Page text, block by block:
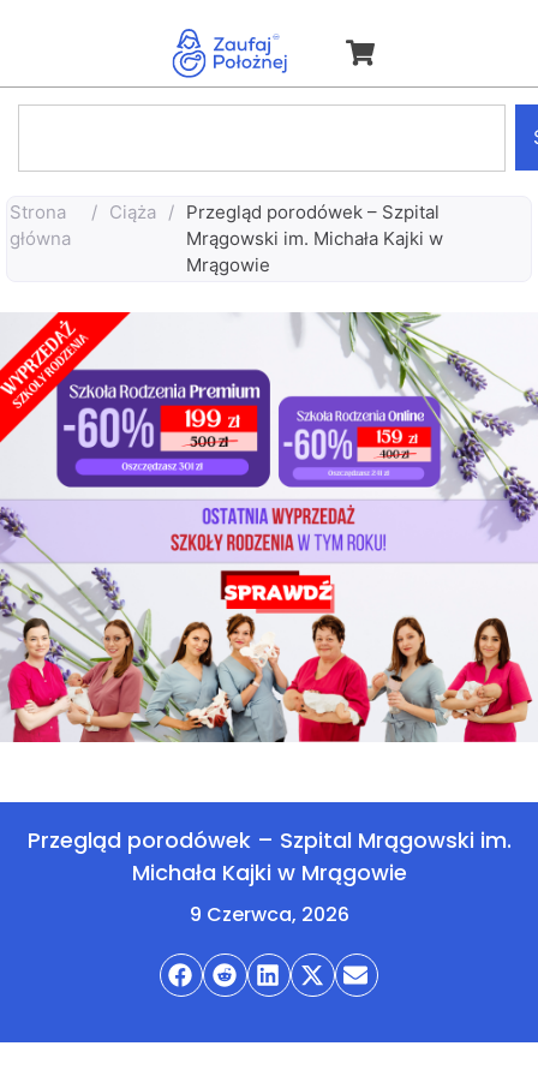
Strona
główna
/ Ciąża / Przegląd porodówek – Szpital
Mrągowski im. Michała Kajki w
Mrągowie
Przegląd porodówek – Szpital Mrągowski im.
Michała Kajki w Mrągowie
9 Czerwca, 2026